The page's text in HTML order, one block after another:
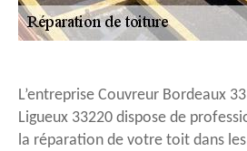
L’entreprise Couvreur Bordeaux
Ligueux 33220 dispose de
la réparation de votre toit dans